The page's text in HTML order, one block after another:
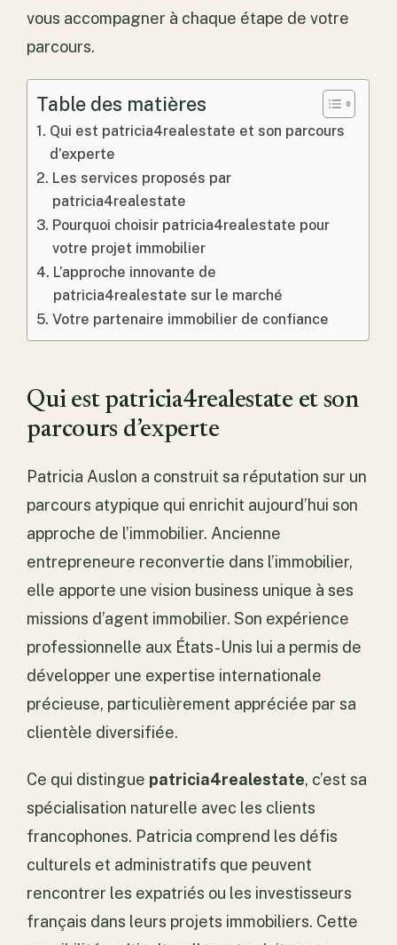
vous accompagner à chaque étape de votre
parcours.
Table des matières
Qui est patricia4realestate et son parcours
d’experte
Les services proposés par
patricia4realestate
Pourquoi choisir patricia4realestate pour
votre projet immobilier
L’approche innovante de
patricia4realestate sur le marché
Votre partenaire immobilier de confiance
Qui est patricia4realestate et son
parcours d’experte
Patricia Auslon a construit sa réputation sur un
parcours atypique qui enrichit aujourd’hui son
approche de l’immobilier. Ancienne
entrepreneure reconvertie dans l’immobilier,
elle apporte une vision business unique à ses
missions d’agent immobilier. Son expérience
professionnelle aux États-Unis lui a permis de
développer une expertise internationale
précieuse, particulièrement appréciée par sa
clientèle diversifiée.
Ce qui distingue patricia4realestate, c’est sa
spécialisation naturelle avec les clients
francophones. Patricia comprend les défis
culturels et administratifs que peuvent
rencontrer les expatriés ou les investisseurs
français dans leurs projets immobiliers. Cette